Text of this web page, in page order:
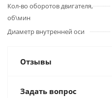
Кол-во оборотов двигателя,
об\мин
Диаметр внутренней оси
Отзывы
Задать вопрос